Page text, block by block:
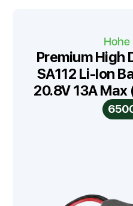
Premium High
SA112 Li-Ion
20.8V 13A Max